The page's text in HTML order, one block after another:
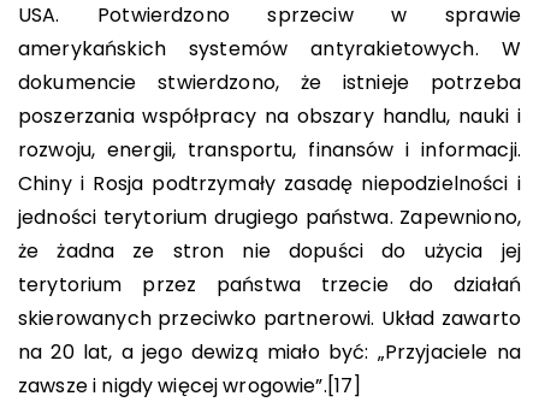
USA. Potwierdzono sprzeciw w sprawie
amerykańskich systemów antyrakietowych. W
dokumencie stwierdzono, że istnieje potrzeba
poszerzania współpracy na obszary handlu, nauki i
rozwoju, energii, transportu, finansów i informacji.
Chiny i Rosja podtrzymały zasadę niepodzielności i
jedności terytorium drugiego państwa. Zapewniono,
że żadna ze stron nie dopuści do użycia jej
terytorium przez państwa trzecie do działań
skierowanych przeciwko partnerowi. Układ zawarto
na 20 lat, a jego dewizą miało być: „Przyjaciele na
zawsze i nigdy więcej wrogowie”.[17]